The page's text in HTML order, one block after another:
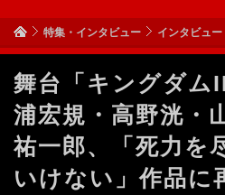
特集・インタビュー インタビュー
舞台「キングダ
浦宏規・高野洸・
祐一郎、「死力を
いけない」作品に